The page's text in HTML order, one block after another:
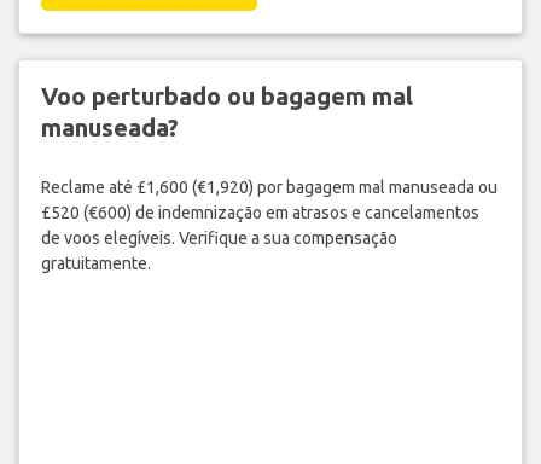
Voo perturbado ou bagagem mal
manuseada?
Reclame até £1,600 (€1,920) por bagagem mal manuseada ou
£520 (€600) de indemnização em atrasos e cancelamentos
de voos elegíveis. Verifique a sua compensação
gratuitamente.